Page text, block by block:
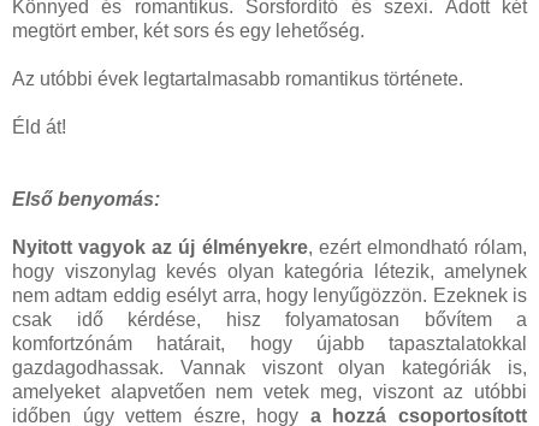
Könnyed és romantikus. Sorsfordító és szexi. Adott két
megtört ember, két sors és egy lehetőség.
Az utóbbi évek legtartalmasabb romantikus története.
Éld át!
Első benyomás:
Nyitott vagyok az új élményekre, ezért elmondható rólam,
hogy viszonylag kevés olyan kategória létezik, amelynek
nem adtam eddig esélyt arra, hogy lenyűgözzön. Ezeknek is
csak idő kérdése, hisz folyamatosan bővítem a
komfortzónám határait, hogy újabb tapasztalatokkal
gazdagodhassak. Vannak viszont olyan kategóriák is,
amelyeket alapvetően nem vetek meg, viszont az utóbbi
időben úgy vettem észre, hogy a hozzá csoportosított